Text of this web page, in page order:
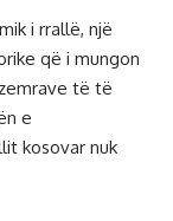
i rrallë, një
që i mungon
të të
e
kosovar nuk